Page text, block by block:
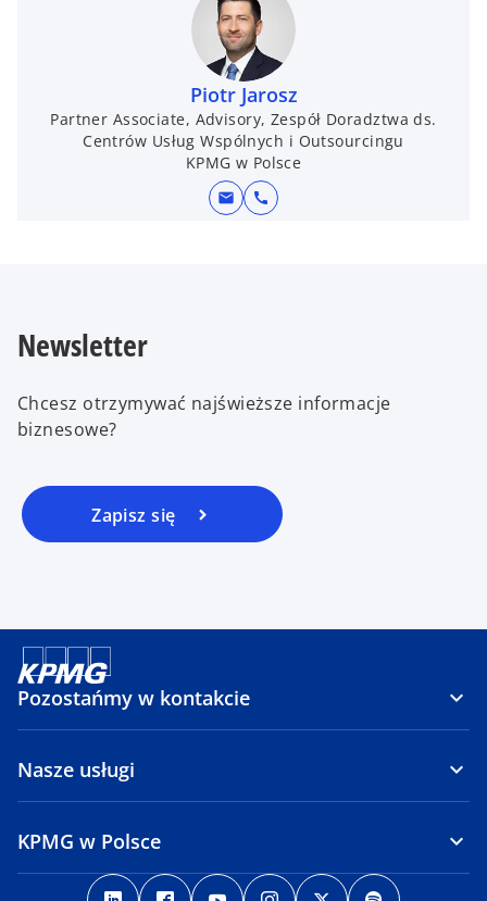
Piotr Jarosz
Partner Associate, Advisory, Zespół Doradztwa ds.
Centrów Usług Wspólnych i Outsourcingu
KPMG w Polsce
mail call
Newsletter
Chcesz otrzymywać najświeższe informacje
biznesowe?
Zapisz się
Pozostańmy w kontakcie
Nasze usługi
KPMG w Polsce
o
o
o
o
o